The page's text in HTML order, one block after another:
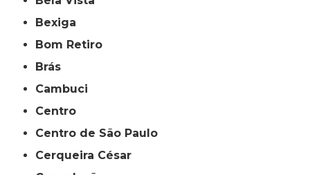
Bexiga
Bom Retiro
Brás
Cambuci
Centro
Centro de São Paulo
Cerqueira César